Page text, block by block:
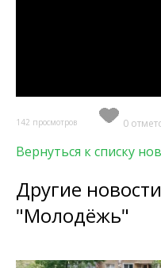
142 просмотров 0
Вернуться к списку
Другие
"Молодёжь"